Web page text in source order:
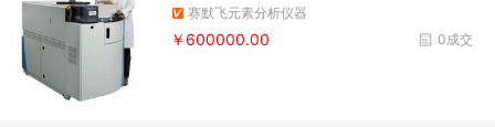
赛默飞元素分析仪器
0成交
￥600000.00